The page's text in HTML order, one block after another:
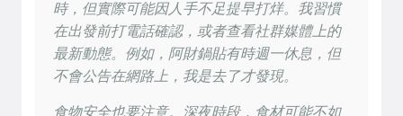
時，但實際可能因人手不足提早打烊。我習慣
在出發前打電話確認，或者查看社群媒體上的
最新動態。例如，阿財鍋貼有時週一休息，但
不會公告在網路上，我是去了才發現。
食物安全也要注意。深夜時段，食材可能不如